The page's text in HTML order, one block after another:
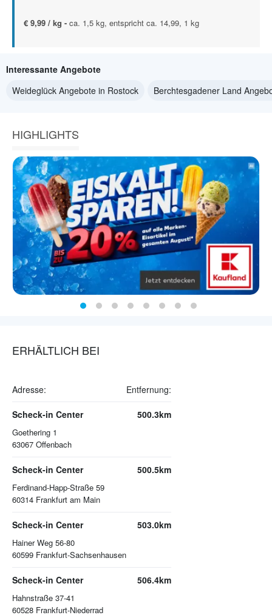
€ 9,99 / kg - ca. 1,5 kg, entspricht ca. 14,99, 1 kg
Interessante Angebote
Weideglück Angebote in Rostock
Berchtesgadener Land
HIGHLIGHTS
ERHÄLTLICH BEI
Adresse: Entfernung:
Scheck-in Center
Goethering 1
63067 Offenbach
500.3km
Scheck-in Center
Ferdinand-Happ-Straße 59
60314 Frankfurt am Main
500.5km
Scheck-in Center
Hainer Weg 56-80
60599 Frankfurt-Sachsenhausen
503.0km
Scheck-in Center
Hahnstraße 37-41
60528 Frankfurt-Niederrad
506.4km